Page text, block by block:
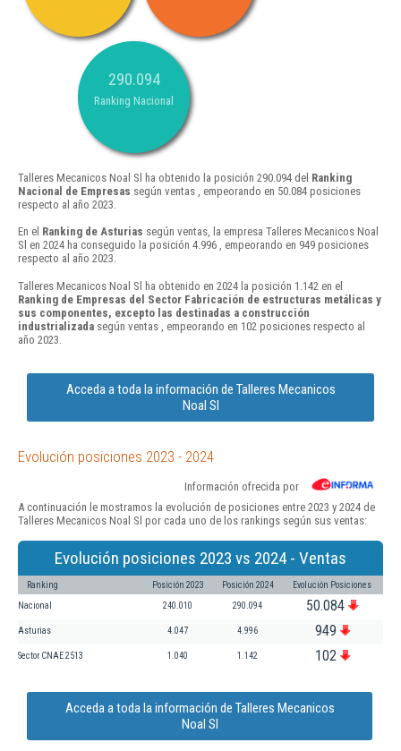
290.094
Ranking Nacional
Talleres Mecanicos Noal Sl ha obtenido la posición 290.094 del Ranking
Nacional de Empresas según ventas , empeorando en 50.084 posiciones
respecto al año 2023.
En el Ranking de Asturias según ventas, la empresa Talleres Mecanicos Noal
Sl en 2024 ha conseguido la posición 4.996 , empeorando en 949 posiciones
respecto al año 2023.
Talleres Mecanicos Noal Sl ha obtenido en 2024 la posición 1.142 en el
Ranking de Empresas del Sector Fabricación de estructuras metálicas y
sus componentes, excepto las destinadas a construcción
industrializada según ventas , empeorando en 102 posiciones respecto al
año 2023.
Acceda a toda la información de Talleres Mecanicos
Noal Sl
Evolución posiciones 2023 - 2024
Información ofrecida por
A continuación le mostramos la evolución de posiciones entre 2023 y 2024 de
Talleres Mecanicos Noal Sl por cada uno de los rankings según sus ventas:
Evolución posiciones 2023 vs 2024 - Ventas
Ranking Posición 2023 Posición 2024 Evolución Posiciones
Nacional 240.010 290.094 50.084
Asturias 4.047 4.996 949
Sector CNAE 2513 1.040 1.142 102
Acceda a toda la información de Talleres Mecanicos
Noal Sl